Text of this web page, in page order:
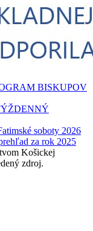
BISKUPOV
soboty 2026
za rok 2025
Košickej
zdroj.